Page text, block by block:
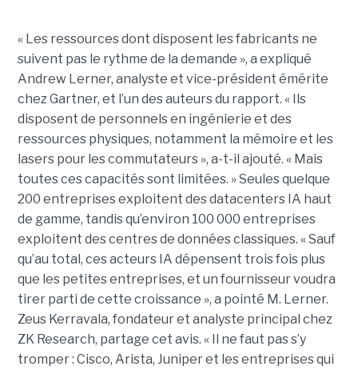
« Les ressources dont disposent les fabricants ne
suivent pas le rythme de la demande », a expliqué
Andrew Lerner, analyste et vice-président émérite
chez Gartner, et l’un des auteurs du rapport. « Ils
disposent de personnels en ingénierie et des
ressources physiques, notamment la mémoire et les
lasers pour les commutateurs », a-t-il ajouté. « Mais
toutes ces capacités sont limitées. » Seules quelque
200 entreprises exploitent des datacenters IA haut
de gamme, tandis qu’environ 100 000 entreprises
exploitent des centres de données classiques. « Sauf
qu’au total, ces acteurs IA dépensent trois fois plus
que les petites entreprises, et un fournisseur voudra
tirer parti de cette croissance », a pointé M. Lerner.
Zeus Kerravala, fondateur et analyste principal chez
ZK Research, partage cet avis. « Il ne faut pas s’y
tromper : Cisco, Arista, Juniper et les entreprises qui